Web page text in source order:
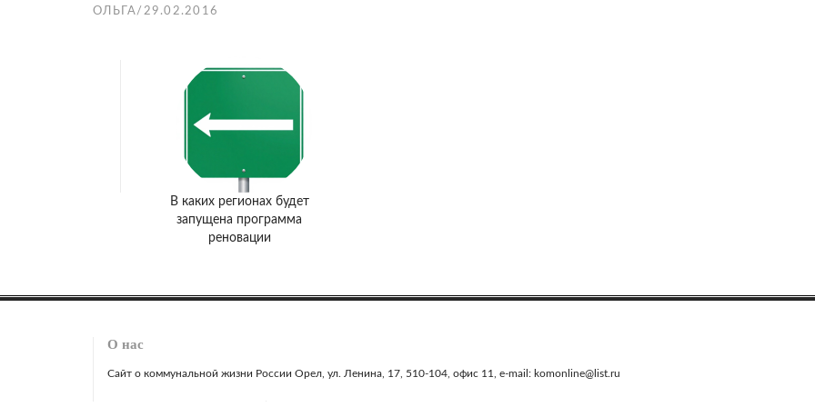
ОЛЬГА / 29.02.2016
В каких регионах будет
запущена программа
реновации
О нас
Сайт о коммунальной жизни России Орел, ул. Ленина, 17, 510-104, офис 11, e-mail: komonline@list.ru